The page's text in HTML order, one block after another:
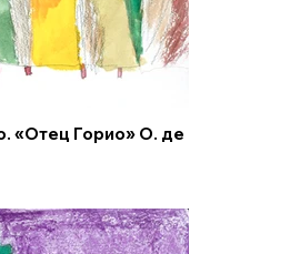
«Отец Горио» О. де